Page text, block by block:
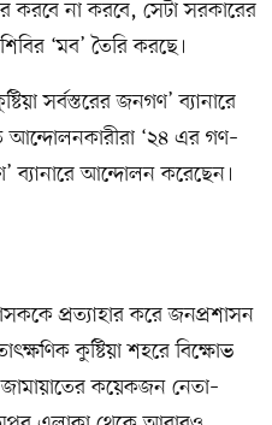
করবে না করবে, সেটা সরকারের
‘মব’ তৈরি করছে।
সর্বস্তরের জনগণ’ ব্যানারে
আন্দোলনকারীরা ‘২৪ এর গণ–
ব্যানারে আন্দোলন করেছেন।
প্রত্যাহার করে জনপ্রশাসন
কুষ্টিয়া শহরে বিক্ষোভ
কয়েকজন নেতা–